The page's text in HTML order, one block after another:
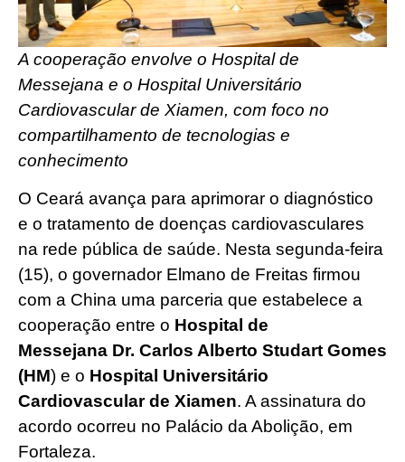
A cooperação envolve o Hospital de
Messejana e o Hospital Universitário
Cardiovascular de Xiamen, com foco no
compartilhamento de tecnologias e
conhecimento
O Ceará avança para aprimorar o diagnóstico
e o tratamento de doenças cardiovasculares
na rede pública de saúde. Nesta segunda-feira
(15), o governador Elmano de Freitas firmou
com a China uma parceria que estabelece a
cooperação entre o Hospital de
Messejana Dr. Carlos Alberto Studart Gomes
(HM) e o Hospital Universitário
Cardiovascular de Xiamen. A assinatura do
acordo ocorreu no Palácio da Abolição, em
Fortaleza.